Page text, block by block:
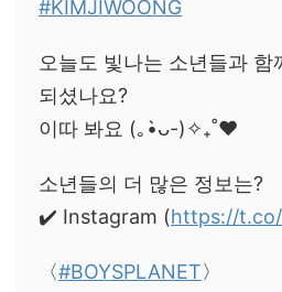
#KIMJIWOONG
오늘도 빛나는 소년들과 함
되셨나요?
이따 봐요 (｡•̀ᴗ-)✧₊˚❤️
소년들의 더 많은 정보는?
✔️ Instagram (https://t.co/
〈#BOYSPLANET〉